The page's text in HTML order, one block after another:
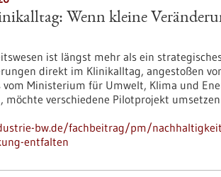
Wenn kleine
ist längst mehr als ein
direkt im Klinikalltag, angestoßen
vom Ministerium für Umwelt, Klima und
verschiedene Pilotprojekt
bw.de/fachbeitrag/pm/
entfalten